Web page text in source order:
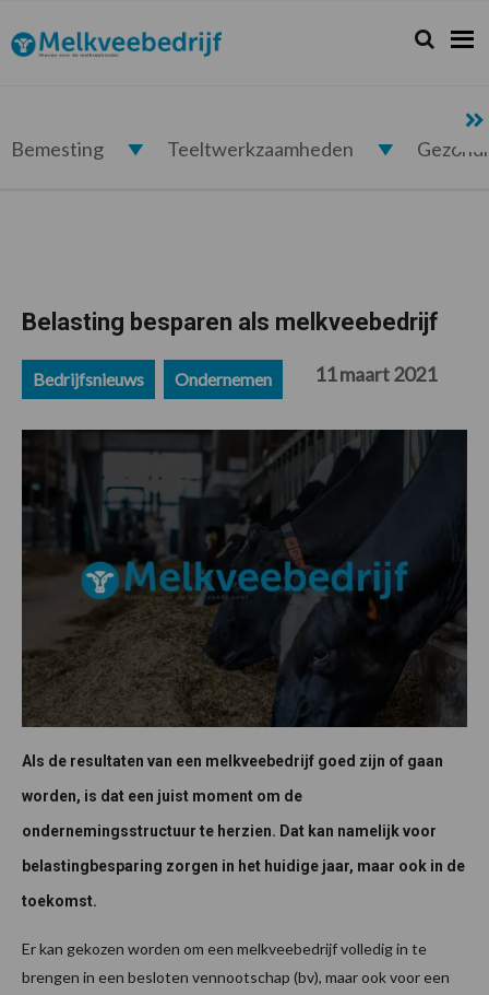
de
hoofdnavigatie
de
hoofd
de
eerste
de
voettekst
Melkveebedrijf.nl Zoeken...
Zoek
Bemesting Teeltwerkzaamheden
Belasting besparen als melkveebedrijf
Bedrijfsnieuws Ondernemen 11 maart 2021
Als de resultaten van een melkveebedrijf goed zijn of gaan
worden, is dat een juist moment om de
ondernemingsstructuur te herzien. Dat kan namelijk voor
belastingbesparing zorgen in het huidige jaar, maar ook in de
toekomst.
Er kan gekozen worden om een melkveebedrijf volledig in te
brengen in een besloten vennootschap (bv), maar ook voor een